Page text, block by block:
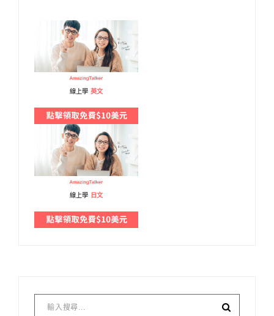
線上學 英文
線上學 日文